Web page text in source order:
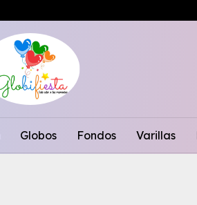
Globos Fondos Varillas